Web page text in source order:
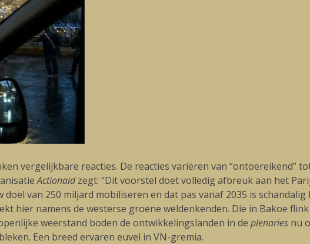
vergelijkbare reacties. De reacties variëren van “ontoereikend”
Actionaidzegt: “Dit voorstel doet volledig afbreuk aan het
van 250 miljard mobiliseren en dat pas vanaf 2035 is
hier namens de westerse groene weldenkenden. Die in Bakoe
weerstand boden de ontwikkelingslanden in de plenaries nu
Een breed ervaren euvel in VN-gremia.